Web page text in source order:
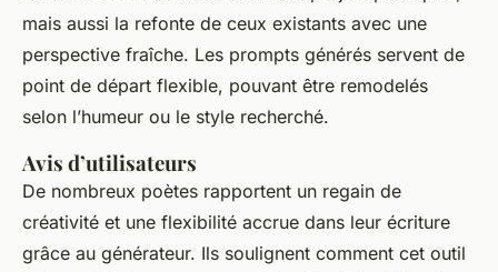
mais aussi la refonte de ceux existants avec une
perspective fraîche. Les prompts générés servent de
point de départ flexible, pouvant être remodelés
selon l’humeur ou le style recherché.
Avis d’utilisateurs
De nombreux poètes rapportent un regain de
créativité et une flexibilité accrue dans leur écriture
grâce au générateur. Ils soulignent comment cet outil